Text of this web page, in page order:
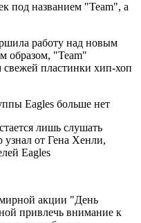
под названием "Team", а
работу над новым
образом, "Team"
пластинки хип-хоп
Eagles больше нет
лишь слушать
от Гена Хенли,
Eagles
акции "День
привлечь внимание к